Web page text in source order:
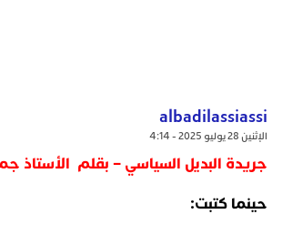
albadilassiassi
الإثنين 28 يوليو 2025 - 4:14
جريدة البديل السياسي – بقلم الأستاذ
حينما كتبت: